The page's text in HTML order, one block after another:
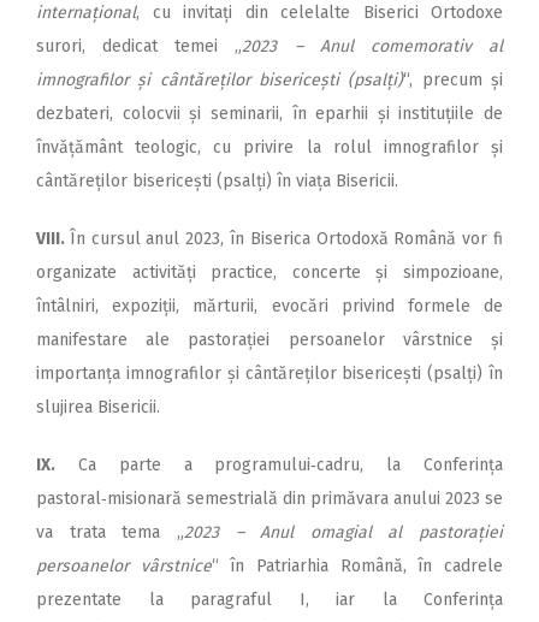
internațional, cu invitați din celelalte Biserici Ortodoxe
surori, dedicat temei „2023 – Anul comemorativ al
imnografilor și cântăreților bisericești (psalți)“, precum și
dezbateri, colocvii și seminarii, în eparhii și instituțiile de
învățământ teologic, cu privire la rolul imnografilor și
cântăreților bisericești (psalți) în viața Bisericii.
VIII. În cursul anul 2023, în Biserica Ortodoxă Română vor fi
organizate activități practice, concerte și simpozioane,
întâlniri, expoziții, mărturii, evocări privind formele de
manifestare ale pastorației persoanelor vârstnice și
importanța imnografilor și cântăreților bisericești (psalți) în
slujirea Bisericii.
IX. Ca parte a programului‑cadru, la Conferința
pastoral‑misionară semestrială din primăvara anului 2023 se
va trata tema „2023 – Anul omagial al pas­torației
persoanelor vârst­­nice“ în Patriarhia Ro­mână, în cadrele
prezentate la paragraful I, iar la Conferința